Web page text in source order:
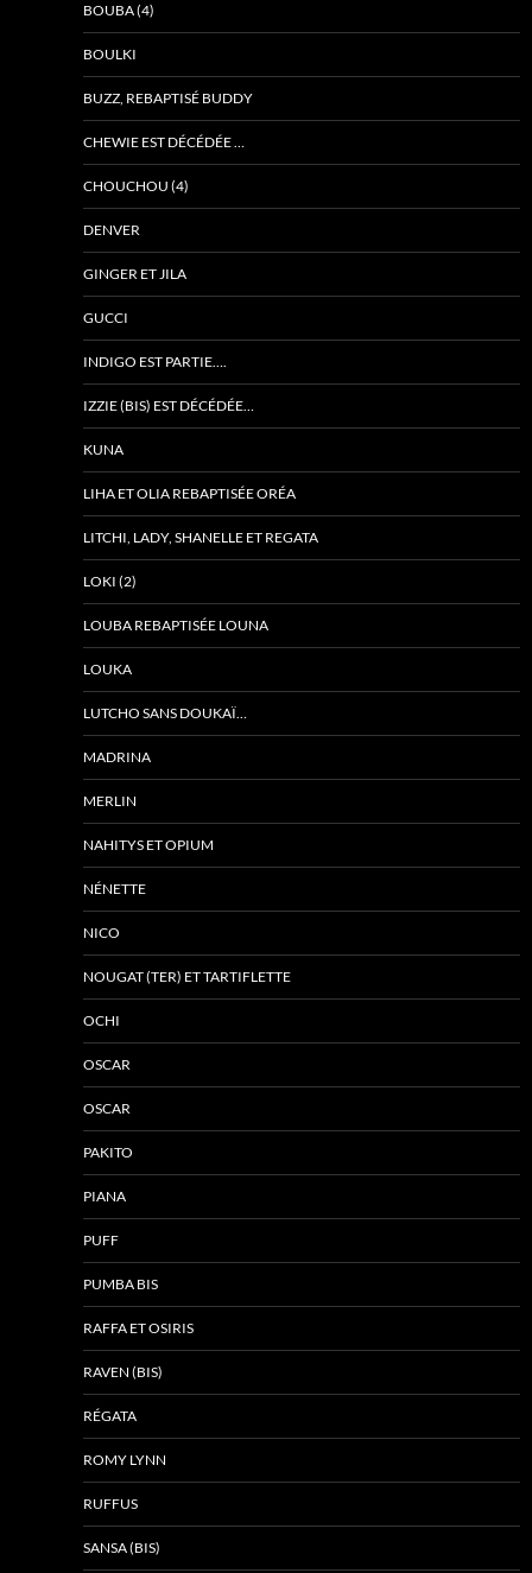
BOUBA (4)
BOULKI
BUZZ, REBAPTISÉ BUDDY
CHEWIE EST DÉCÉDÉE …
CHOUCHOU (4)
DENVER
GINGER ET JILA
GUCCI
INDIGO EST PARTIE….
IZZIE (BIS) EST DÉCÉDÉE…
KUNA
LIHA ET OLIA REBAPTISÉE ORÉA
LITCHI, LADY, SHANELLE ET REGATA
LOKI (2)
LOUBA REBAPTISÉE LOUNA
LOUKA
LUTCHO SANS DOUKAÏ…
MADRINA
MERLIN
NAHITYS ET OPIUM
NÉNETTE
NICO
NOUGAT (TER) ET TARTIFLETTE
OCHI
OSCAR
OSCAR
PAKITO
PIANA
PUFF
PUMBA BIS
RAFFA ET OSIRIS
RAVEN (BIS)
RÉGATA
ROMY LYNN
RUFFUS
SANSA (BIS)